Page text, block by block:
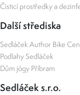
Čisticí prostředky a
Další střediska
Sedláček Author Bike
Podlahy Sedláček
Dům jógy Příbram
Sedláček s.r.o.